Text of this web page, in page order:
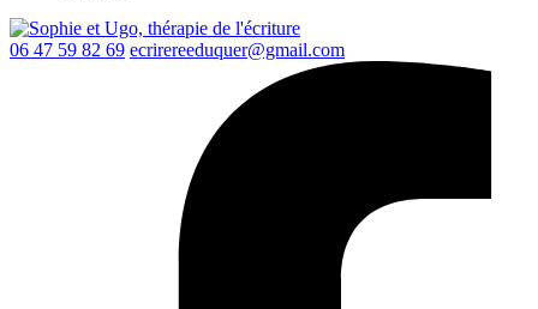
06 47 59 82 69 ecrirereeduquer@gmail.com